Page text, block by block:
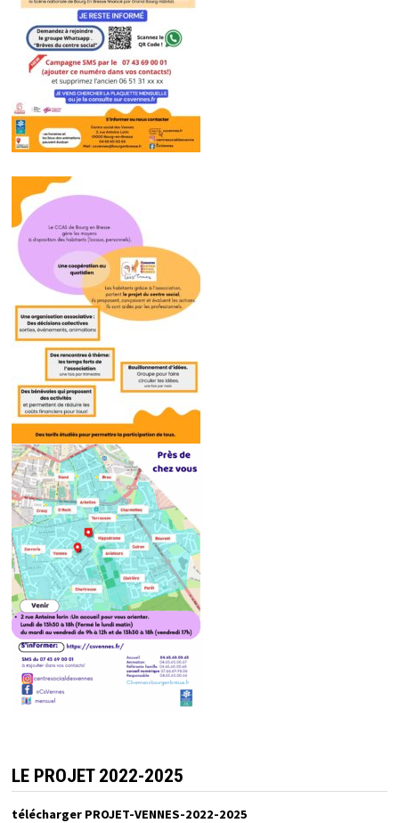
LE PROJET 2022-2025
télécharger PROJET-VENNES-2022-2025